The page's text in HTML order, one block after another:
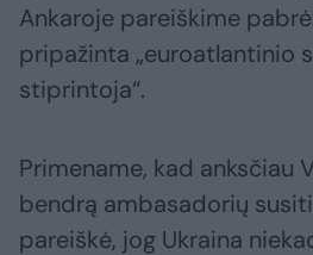
Ankaroje pareiškime
pripažinta „euroatlantinio
stiprintoja“.
Primename, kad anksčiau
bendrą ambasadorių
pareiškė, jog Ukraina